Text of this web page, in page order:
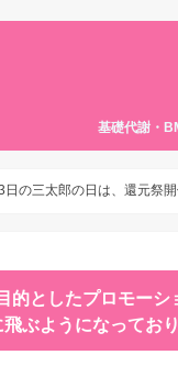
基礎代謝・
日の三太郎の日は、還元祭
的としたプロモー
ぶようになっており